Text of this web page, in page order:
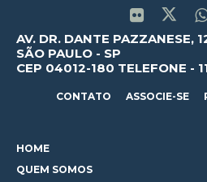
AV. DR. DANTE PAZZANESE,
SÃO PAULO - SP
CEP 04012-180 TELEFONE -
CONTATO ASSOCIE-SE
HOME
QUEM SOMOS